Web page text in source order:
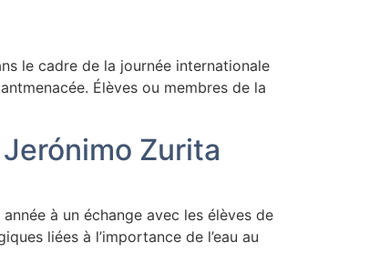
le cadre de la journée internationale
Élèves ou membres de la
Zurita
à un échange avec les élèves de
liées à l’importance de l’eau au